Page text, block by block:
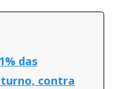
das
contra